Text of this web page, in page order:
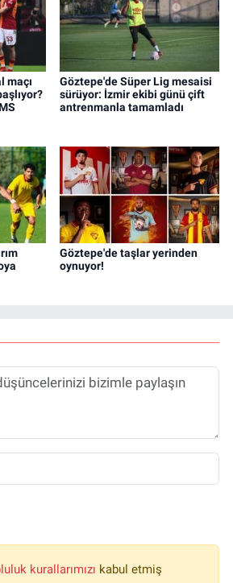
maçı
Göztepe'de Süper Lig mesaisi
sürüyor: İzmir ekibi günü çift
antrenmanla tamamladı
Göztepe'de taşlar yerinden
oynuyor!
kurallarımızı kabul etmiş